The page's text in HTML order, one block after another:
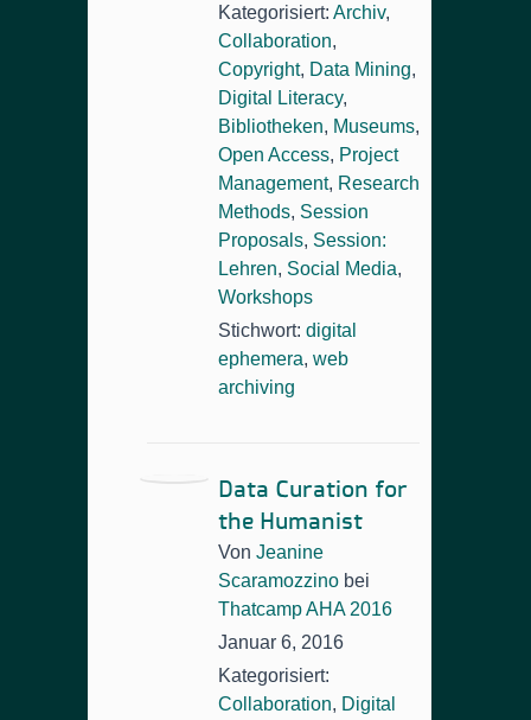
Kategorisiert: Archiv,
Collaboration,
Copyright, Data Mining,
Digital Literacy,
Bibliotheken, Museums,
Open Access, Project
Management, Research
Methods, Session
Proposals, Session:
Lehren, Social Media,
Workshops
Stichwort: digital
ephemera, web
archiving
Data Curation for
the Humanist
Von Jeanine
Scaramozzino bei
Thatcamp AHA 2016
Januar 6, 2016
Kategorisiert:
Collaboration, Digital